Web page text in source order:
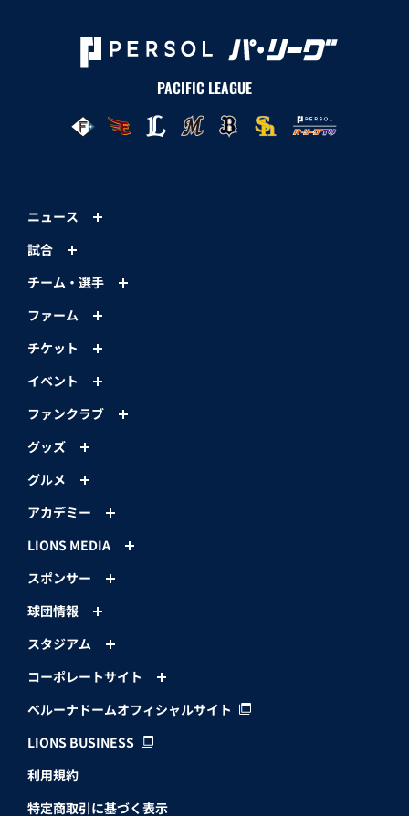
PACIFIC LEAGUE
ニュース
試合
チーム・選手
ファーム
チケット
イベント
ファンクラブ
グッズ
グルメ
アカデミー
LIONS MEDIA
スポンサー
球団情報
スタジアム
コーポレートサイト
ベルーナドームオフィシャルサイト
LIONS BUSINESS
利用規約
特定商取引に基づく表示